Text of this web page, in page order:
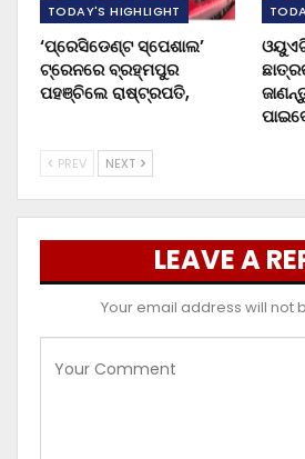
TODAY'S HIGHLIGHT
‘ପ୍ରେସିଡେଣ୍ଟ ସ୍ପେଶାଲ’
ଟ୍ରେନରେ ବ୍ରହ୍ମପୁର
ପହଞ୍ଚିଲେ ରାଷ୍ଟ୍ରପତି,
PREV NEXT
LEAVE A
Your email address will not